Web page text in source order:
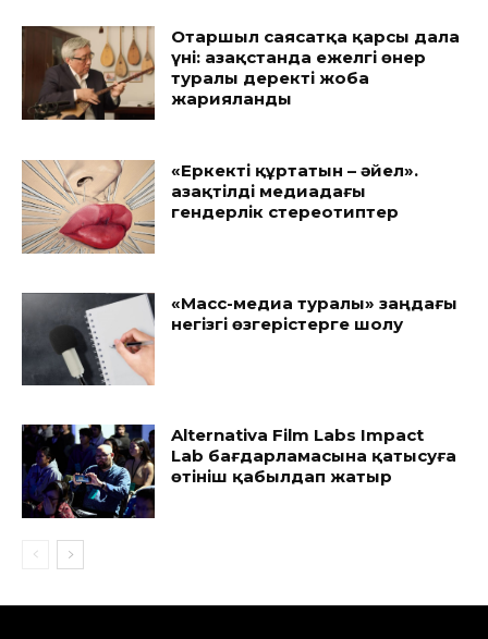
Отаршыл саясатқа қарсы дала
үні: Қазақстанда ежелгі өнер
туралы деректі жоба
жарияланды
«Еркекті құртатын – әйел».
Қазақтілді медиадағы
гендерлік стереотиптер
«Масс-медиа туралы» заңдағы
негізгі өзгерістерге шолу
Alternativa Film Labs Impact
Lab бағдарламасына қатысуға
өтініш қабылдап жатыр